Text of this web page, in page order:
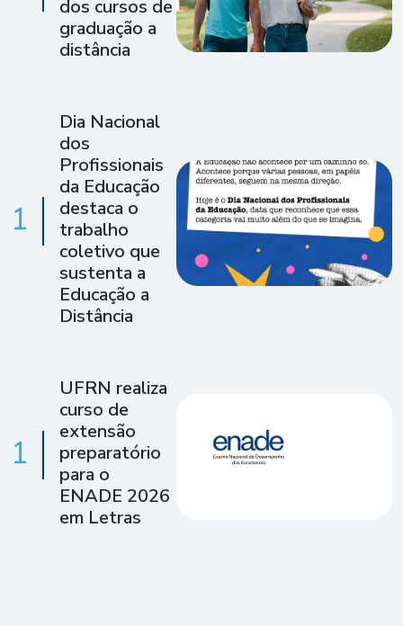
dos cursos de
graduação a
distância
1
Dia Nacional
dos
Profissionais
da Educação
destaca o
trabalho
coletivo que
sustenta a
Educação a
Distância
1
UFRN realiza
curso de
extensão
preparatório
para o
ENADE 2026
em Letras